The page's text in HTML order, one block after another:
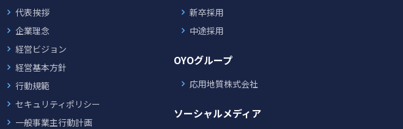
代表挨拶
企業理念
経営ビジョン
経営基本方針
行動規範
セキュリティポリシー
一般事業主行動計画
新卒採用
中途採用
OYOグループ
応用地質株式会社
ソーシャルメディア